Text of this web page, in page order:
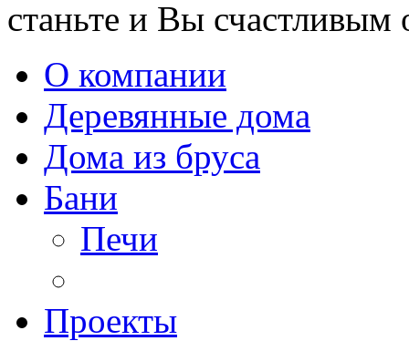
станьте и Вы счастливым
О компании
Деревянные дома
Дома из бруса
Бани
Печи
Проекты